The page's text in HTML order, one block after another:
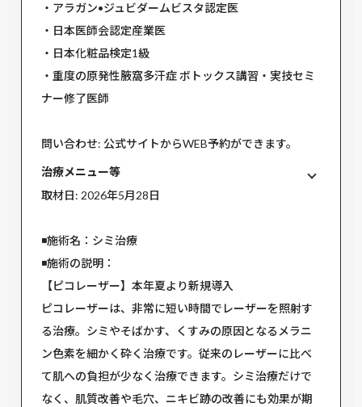
・アラガン•ジュビダームビスタ認定医
・日本医師会認定産業医
・日本化粧品検定1級
・重度の原発性腋窩多汗症 ボトックス講習・実技セミ
ナー修了医師
問い合わせ: 公式サイトからWEB予約ができます。
治療メニュー等
取材日: 2026年5月28日
◾️施術名：シミ治療
◾️施術の説明：
【ピコレーザー】本年夏より新規導入
ピコレーザーは、非常に短い時間でレーザーを照射す
る治療。シミやそばかす、くすみの原因となるメラニ
ン色素を細かく砕く治療です。従来のレーザーに比べ
て肌への負担が少なく治療できます。シミ治療だけで
なく、肌質改善や毛穴、ニキビ跡の改善にも効果が期